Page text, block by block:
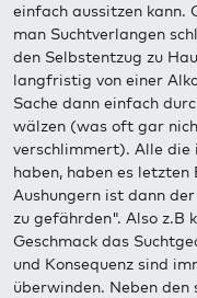
einfach aussitzen kann.
man Suchtverlangen
den Selbstentzug zu
langfristig von einer
Sache dann einfach
wälzen (was oft gar
verschlimmert). Alle die
haben, haben es
Aushungern ist dann
zu gefährden". Also z.B
Geschmack das
und Konsequenz sind
überwinden. Neben